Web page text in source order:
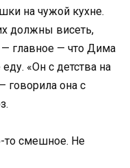
на чужой кухне.
должны висеть,
главное — что Дима
«Он с детства на
она с
то смешное. Не